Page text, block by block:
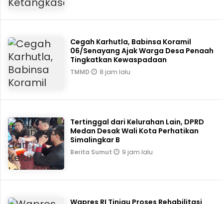
Cegah Karhutla, Babinsa Koramil
06/Senayang Ajak Warga Desa Penaah
Tingkatkan Kewaspadaan
TMMD 8 jam lalu
Tertinggal dari Kelurahan Lain, DPRD
Medan Desak Wali Kota Perhatikan
Simalingkar B
Berita Sumut 9 jam lalu
Wapres RI Tinjau Proses Rehabilitasi